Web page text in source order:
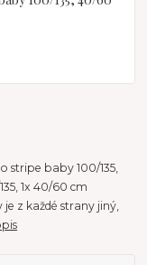
stripe baby 100/135,
1x 40/60 cm
z každé strany jiný,